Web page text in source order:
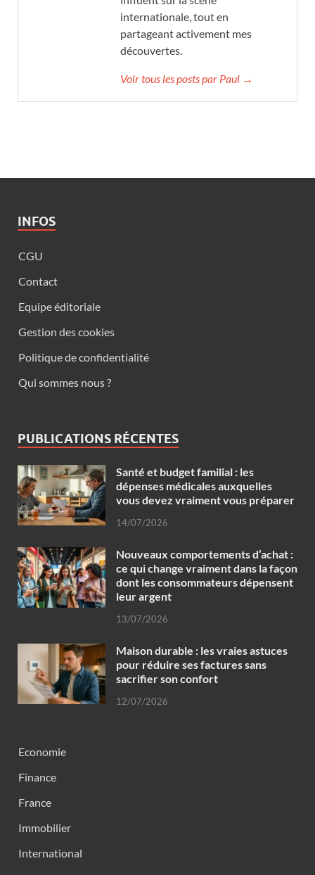
internationale, tout en
partageant activement mes
découvertes.
Voir tous les posts par Paul →
INFOS
CGU
Contact
Equipe éditoriale
Gestion des cookies
Politique de confidentialité
Qui sommes nous ?
PUBLICATIONS RÉCENTES
Santé et budget familial : les
dépenses médicales auxquelles
vous devez vraiment vous préparer
14/07/2026
Nouveaux comportements d’achat :
ce qui change vraiment dans la façon
dont les consommateurs dépensent
leur argent
13/07/2026
Maison durable : les vraies astuces
pour réduire ses factures sans
sacrifier son confort
12/07/2026
Economie
Finance
France
Immobilier
International